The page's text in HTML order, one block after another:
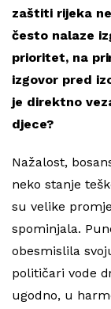
zaštiti rijeka
često nalaze
prioritet, na
izgovor pred
je direktno
djece?
Nažalost,
neko stanje
su velike
spominjala.
obesmislila
političari vode
ugodno, u